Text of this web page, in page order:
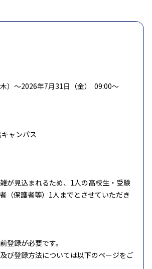
）〜2026年7月31日（金） 09:00〜
ャンパス
が見込まれるため、1人の高校生・受験
（保護者等）1人までとさせていただき
登録が必要です。
び登録方法については以下のページをご